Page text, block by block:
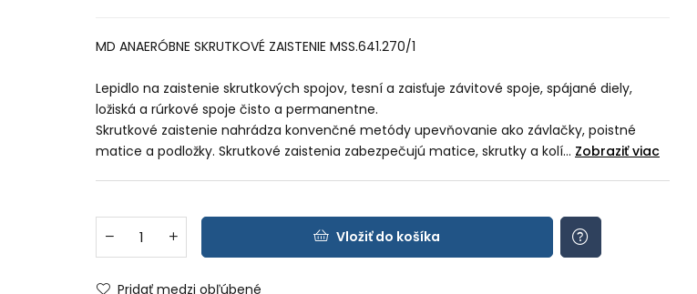
MD ANAERÓBNE SKRUTKOVÉ ZAISTENIE MSS.641.270/1
Lepidlo na zaistenie skrutkových spojov, tesní a zaisťuje závitové spoje, spájané diely,
ložiská a rúrkové spoje čisto a permanentne.
Skrutkové zaistenie nahrádza konvenčné metódy upevňovanie ako závlačky, poistné
matice a podložky. Skrutkové zaistenia zabezpečujú matice, skrutky a kolí... Zobraziť viac
Vložiť do košíka
Pridať medzi obľúbené